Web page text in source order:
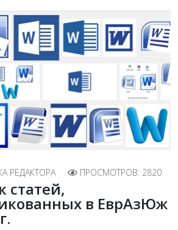
РЕДАКТОРА ПРОСМОТРОВ: 2820
статей,
в ЕврАзЮж